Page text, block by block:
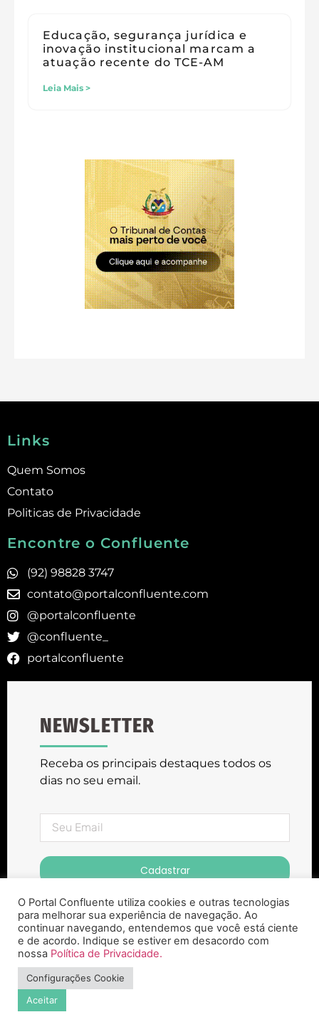
Educação, segurança jurídica e
inovação institucional marcam a
atuação recente do TCE-AM
Leia Mais >
Links
Quem Somos
Contato
Politicas de Privacidade
Encontre o Confluente
(92) 98828 3747
contato@portalconfluente.com
@portalconfluente
@confluente_
portalconfluente
NEWSLETTER
Receba os principais destaques todos os
dias no seu email.
Cadastrar
Portal Confluente ® Copyright 2023. Todos
os Direitos Reservados
Desenvolvido pela Agência Zepelin
O Portal Confluente utiliza cookies e outras tecnologias
para melhorar sua experiência de navegação. Ao
continuar navegando, entendemos que você está ciente
e de acordo. Indique se estiver em desacordo com
nossa Política de Privacidade.
Configurações Cookie
Aceitar